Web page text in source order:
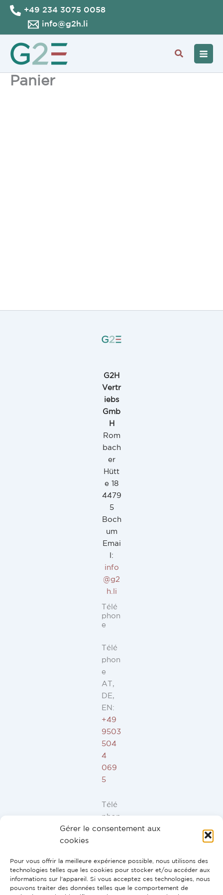
Gérer le consentement aux
cookies
Pour vous offrir la meilleure expérience possible, nous utilisons des
technologies telles que les cookies pour stocker et/ou accéder aux
informations sur l'appareil. Si vous acceptez ces technologies, nous
pouvons traiter des données telles que le comportement de
Aller
contenu
+49 234 3075 0058
info@g2h.li
Panier
G2H
Vertr
iebs
Gmb
H
Rom
bach
er
Hütt
e 18
4479
5
Boch
um
Emai
l:
info
@g2
h.li
Télé
phon
e
Télé
phon
e
AT,
DE,
EN:
+49
9503
504
4
069
5
Télé
phon
e ES,
PT:
+34
91